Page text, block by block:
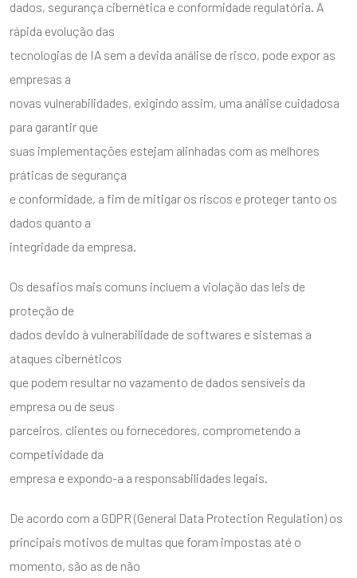
dados, segurança cibernética e conformidade regulatória. A
rápida evolução das
tecnologias de IA sem a devida análise de risco, pode expor as
empresas a
novas vulnerabilidades, exigindo assim, uma análise cuidadosa
para garantir que
suas implementações estejam alinhadas com as melhores
práticas de segurança
e conformidade, a fim de mitigar os riscos e proteger tanto os
dados quanto a
integridade da empresa.
Os desafios mais comuns incluem a violação das leis de
proteção de
dados devido à vulnerabilidade de softwares e sistemas a
ataques cibernéticos
que podem resultar no vazamento de dados sensíveis da
empresa ou de seus
parceiros, clientes ou fornecedores, comprometendo a
competividade da
empresa e expondo-a a responsabilidades legais.
De acordo com a GDPR (General Data Protection Regulation) os
principais motivos de multas que foram impostas até o
momento, são as de não